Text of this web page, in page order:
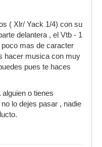
( Xlr/ Yack 1/4) con su
delantera , el Vtb - 1
poco mas de caracter
hacer musica con muy
pues te haces
o tienes
lo dejes pasar , nadie